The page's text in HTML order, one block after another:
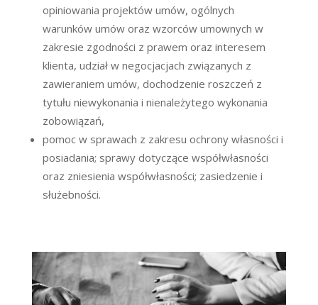
opiniowania projektów umów, ogólnych
warunków umów oraz wzorców umownych w
zakresie zgodności z prawem oraz interesem
klienta, udział w negocjacjach związanych z
zawieraniem umów, dochodzenie roszczeń z
tytułu niewykonania i nienależytego wykonania
zobowiązań,
pomoc w sprawach z zakresu ochrony własności i
posiadania; sprawy dotyczące współwłasności
oraz zniesienia współwłasności; zasiedzenie i
służebności.